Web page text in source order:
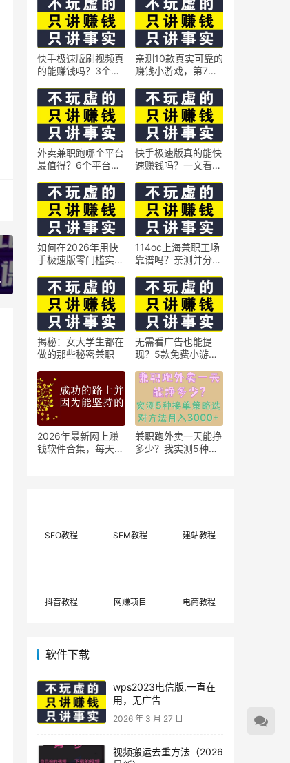
快手极速版刷视频真
的能赚钱吗？3个隐
亲测10款真实可靠的
赚钱小游戏，第7款
外卖兼职跑哪个平台
最值得？6个平台实
快手极速版真的能快
速赚钱吗？一文看懂
如何在2026年用快
手极速版零门槛实现
技巧
114oc上海兼职工场
靠谱吗？亲测并分享
揭秘：女大学生都在
做的那些秘密兼职
无需看广告也能提
现？5款免费小游戏
2026年最新网上赚
钱软件合集，每天免
兼职跑外卖一天能挣
多少？我实测5种接
SEO教程 SEM教程 建站教程
抖音教程 网赚项目 电商教程
软件下载
wps2023电信版,一直在
用，无广告
2026 年 3 月 27 日
视频搬运去重方法（2026